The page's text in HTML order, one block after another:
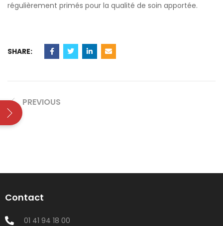
régulièrement primés pour la qualité de soin apportée.
SHARE:
PREVIOUS
Contact
01 41 94 18 00